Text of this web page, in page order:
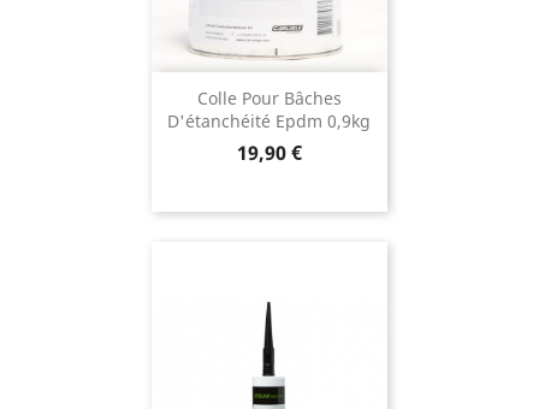
Colle Pour Bâches
D'étanchéité Epdm 0,9kg
Prix
19,90 €